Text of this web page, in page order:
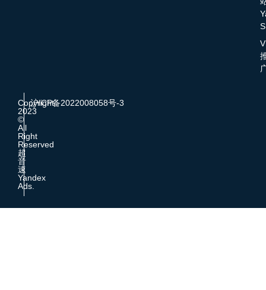
Copyright
2023
©
All
Right
Reserved
超
音
速
Yandex
Ads.
沪ICP备2022008058号-3